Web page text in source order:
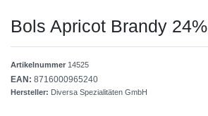
Bols Apricot Brandy 24%
Artikelnummer 14525
EAN: 8716000965240
Hersteller: Diversa Spezialitäten GmbH